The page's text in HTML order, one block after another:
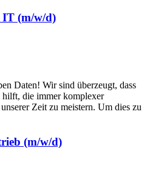
IT (m/w/d)
Daten! Wir sind überzeugt, dass
die immer komplexer
Zeit zu meistern. Um dies zu
(m/w/d)